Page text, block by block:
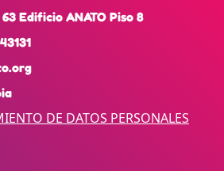
Edificio ANATO Piso 8
DE DATOS PERSONALES